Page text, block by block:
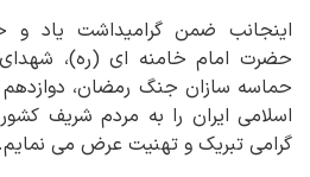
اینجانب ضمن گرامیداشت یاد و
حضرت امام خامنه ای (ره)، شهدای
حماسه سازان جنگ رمضان، دوازدهم
اسلامی ایران را به مردم شریف
گرامی تبریک و تهنیت عرض می نمایم.